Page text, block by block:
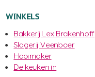
WINKELS
Bakkerij Lex Brakenhoff
Slagerij Veenboer
Hooimaker
De keuken in